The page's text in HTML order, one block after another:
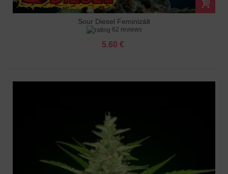
Sour Diesel Feminizált
62 reviews
5.60 €